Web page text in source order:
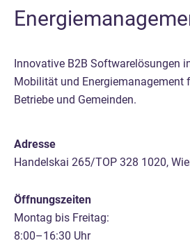
Innovative B2B Softwarelösungen
Mobilität und Energiemanagement
Betriebe und Gemeinden.
Adresse
Handelskai 265/TOP 328 1020,
Öffnungszeiten
Montag bis Freitag:
8:00–16:30 Uhr